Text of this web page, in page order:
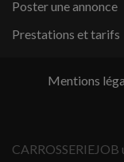
Poster une annonce
Prestations et tarifs
CARROSSERIEJOB
Mentions